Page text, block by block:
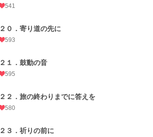
541
２０．寄り道の先に
593
２１．鼓動の音
595
２２．旅の終わりまでに答えを
580
２３．祈りの前に